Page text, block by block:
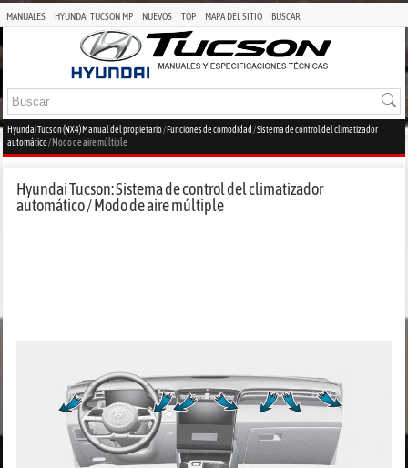
MANUALES HYUNDAI TUCSON MP NUEVOS TOP MAPA DEL SITIO BUSCAR
Hyundai Tucson (NX4) Manual del propietario/Funciones de comodidad /Sistema de control del climatizador
automático/ Modo de aire múltiple
Hyundai Tucson: Sistema de control del climatizador
automático / Modo de aire múltiple